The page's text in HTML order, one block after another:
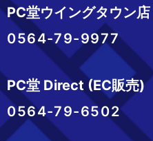
PC堂ウイングタウン店
0564-79-9977
PC堂 Direct (EC販売)
0564-79-6502